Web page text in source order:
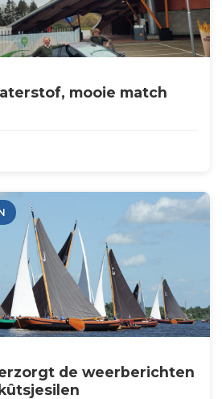
mooie match
de weerberichten